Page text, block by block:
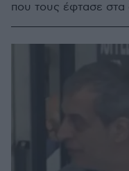
που τους έφτασε στα